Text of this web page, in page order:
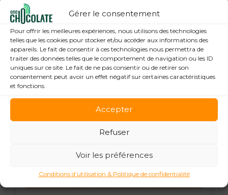
Gérer le consentement
Pour offrir les meilleures expériences, nous utilisons des technologies
telles que les cookies pour stocker et/ou accéder aux informations des
appareils. Le fait de consentir à ces technologies nous permettra de
traiter des données telles que le comportement de navigation ou les ID
uniques sur ce site. Le fait de ne pas consentir ou de retirer son
consentement peut avoir un effet négatif sur certaines caractéristiques
et fonctions.
Accepter
Refuser
Voir les préférences
Conditions d’utilisation & Politique de confidentialité
21 janvier 2026
« Pionniers », anatomie des leaders de la
Tech : Guillaume Grallet, Le Point